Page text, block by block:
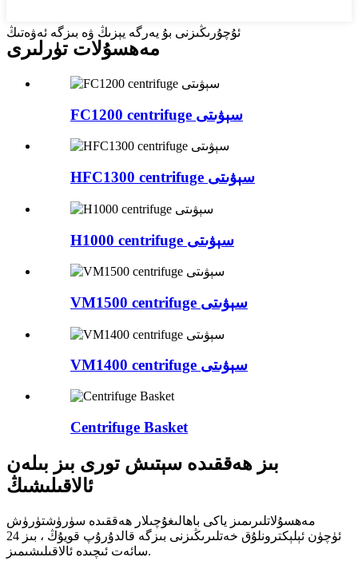
ئۇچۇرىڭىزنى بۇ يەرگە يېزىڭ ۋە بىزگە ئەۋەتىڭ
مەھسۇلات تۈرلىرى
FC1200 centrifuge سېۋىتى
HFC1300 centrifuge سېۋىتى
H1000 centrifuge سېۋىتى
VM1500 centrifuge سېۋىتى
VM1400 centrifuge سېۋىتى
Centrifuge Basket
بىز ھەققىدە سېتىش تورى بىز بىلەن
ئالاقىلىشىڭ
مەھسۇلاتلىرىمىز ياكى باھالىغۇچىلار ھەققىدە سۈرۈشتۈرۈش
ئۈچۈن ئېلېكترونلۇق خەتلىرىڭىزنى بىزگە قالدۇرۇپ قويۇڭ ، بىز 24
سائەت ئىچىدە ئالاقىلىشىمىز.